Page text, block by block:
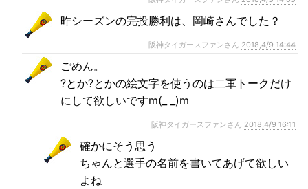
昨シーズンの完投勝利は、岡崎さんでした？
阪神タイガースファンさん 2018,4/9 14:44
ごめん。
?とか?とかの絵文字を使うのは二軍トークだけ
にして欲しいですm(_ _)m
阪神タイガースファンさん 2018,4/9 16:11
確かにそう思う
ちゃんと選手の名前を書いてあげて欲しい
よね